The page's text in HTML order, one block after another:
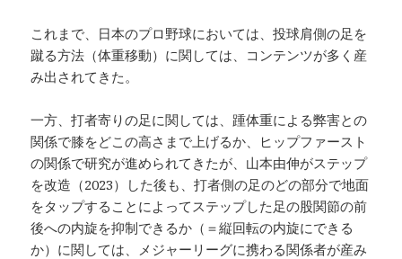
これまで、日本のプロ野球においては、投球肩側の足を
蹴る方法（体重移動）に関しては、コンテンツが多く産
み出されてきた。
一方、打者寄りの足に関しては、踵体重による弊害との
関係で膝をどこの高さまで上げるか、ヒップファースト
の関係で研究が進められてきたが、山本由伸がステップ
を改造（2023）した後も、打者側の足のどの部分で地面
をタップすることによってステップした足の股関節の前
後への内旋を抑制できるか（＝縦回転の内旋にできる
か）に関しては、メジャーリーグに携わる関係者が産み